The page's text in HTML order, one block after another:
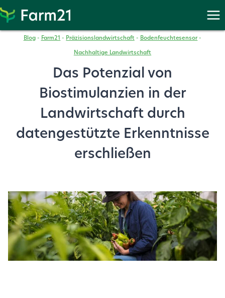
Weiter
zu
PayPalBlog- Farm21 - Präzisionslandwirtschaft- Bodenfeuchtesensor -
Nachhaltige Landwirtschaft
Das Potenzial von
Biostimulanzien in der
Landwirtschaft durch
datengestützte Erkenntnisse
erschließen